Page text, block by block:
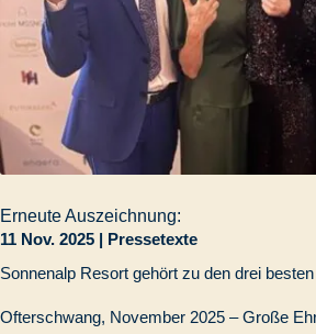
Erneute Auszeichnung:
11 Nov. 2025 | Pressetexte
Sonnenalp Resort gehört zu den drei
Ofterschwang, November 2025 – Große